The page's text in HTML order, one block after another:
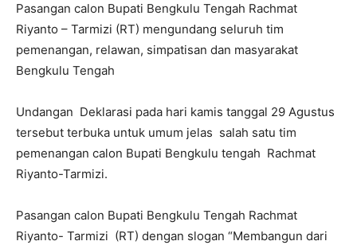
Pasangan calon Bupati Bengkulu Tengah Rachmat
Riyanto – Tarmizi (RT) mengundang seluruh tim
pemenangan, relawan, simpatisan dan masyarakat
Bengkulu Tengah
Undangan Deklarasi pada hari kamis tanggal 29 Agustus
tersebut terbuka untuk umum jelas salah satu tim
pemenangan calon Bupati Bengkulu tengah Rachmat
Riyanto-Tarmizi.
Pasangan calon Bupati Bengkulu Tengah Rachmat
Riyanto- Tarmizi (RT) dengan slogan “Membangun dari